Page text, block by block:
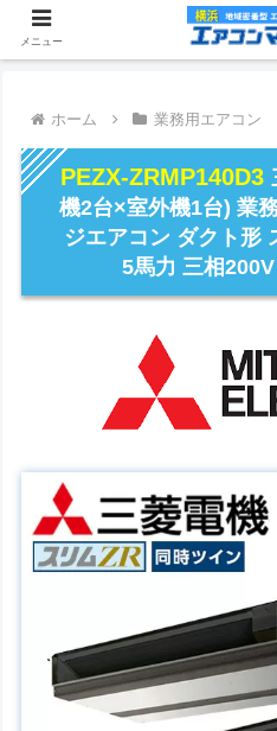
ホーム 業務用エアコン
PEZX-ZRMP140D3
機2台×室外機1台) 業
ジエアコン ダクト形
5馬力 三相
メニュー